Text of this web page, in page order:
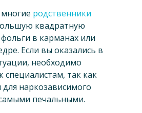
родственники
квадратную
в карманах или
Если вы оказались в
необходимо
специалистам, так как
для наркозависимого
печальными.